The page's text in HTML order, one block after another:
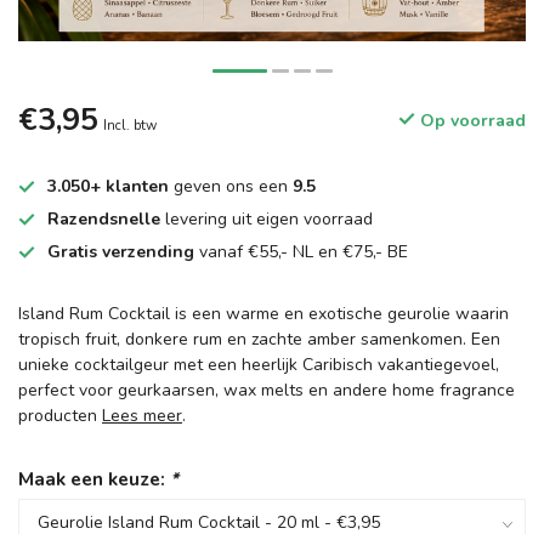
€3,95 Incl. btw Op voorraad
3.050+ klanten geven ons een 9.5
Razendsnelle levering uit eigen voorraad
Gratis verzending vanaf €55,- NL en €75,- BE
Island Rum Cocktail is een warme en exotische geurolie waarin
tropisch fruit, donkere rum en zachte amber samenkomen. Een
unieke cocktailgeur met een heerlijk Caribisch vakantiegevoel,
perfect voor geurkaarsen, wax melts en andere home fragrance
producten Lees meer.
Maak een keuze: *